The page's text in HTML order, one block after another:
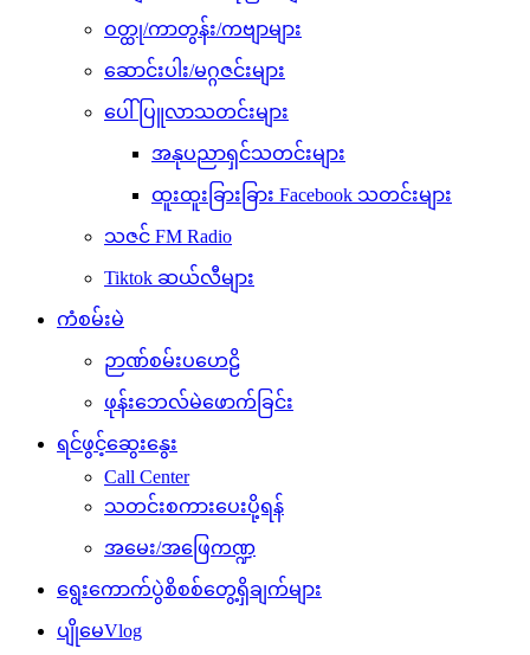
ဝတ္ထု/ကာတွန်း/ကဗျာများ
ဆောင်းပါး/မဂ္ဂဇင်းများ
ပေါ်ပြူလာသတင်းများ
အနုပညာရှင်သတင်းများ
ထူးထူးခြားခြား Facebook သတင်းများ
သဇင် FM Radio
Tiktok ဆယ်လီများ
ကံစမ်းမဲ
ဉာဏ်စမ်းပဟေဠိ
ဖုန်းဘေလ်မဲဖောက်ခြင်း
ရင်ဖွင့်ဆွေးနွေး
Call Center
သတင်းစကားပေးပို့ရန်
အမေး/အဖြေကဏ္ဍ
ရွေးကောက်ပွဲစိစစ်တွေ့ရှိချက်များ
ပျိုမေVlog